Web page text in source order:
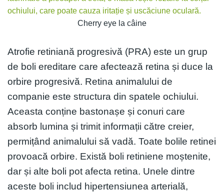
Cherry eye la câine
Atrofie retiniană progresivă (PRA) este un grup
de boli ereditare care afectează retina și duce la
orbire progresivă. Retina animalului de
companie este structura din spatele ochiului.
Aceasta conține bastonașe și conuri care
absorb lumina și trimit informații către creier,
permițând animalului să vadă. Toate bolile retinei
provoacă orbire. Există boli retiniene moștenite,
dar și alte boli pot afecta retina. Unele dintre
aceste boli includ hipertensiunea arterială,